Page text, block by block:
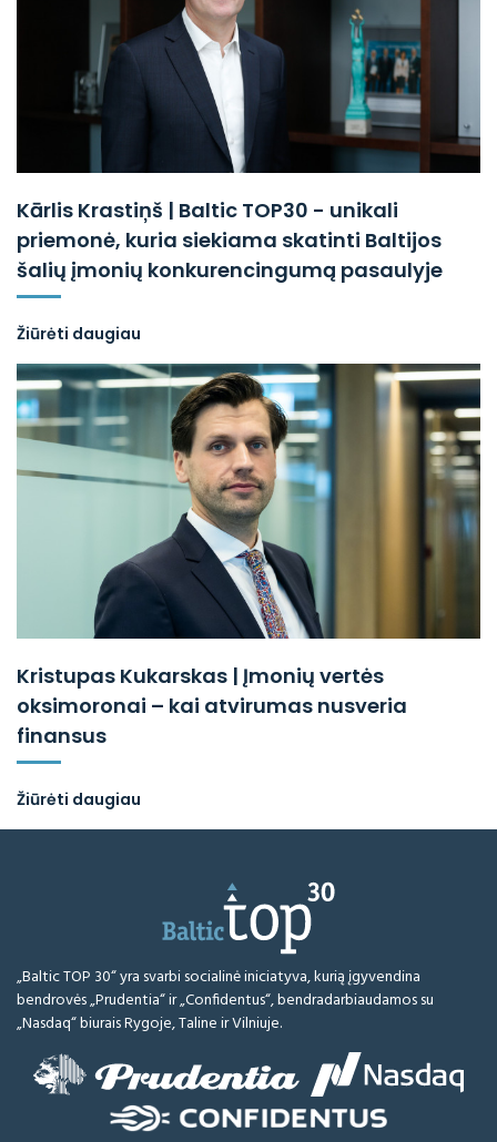
Kārlis Krastiņš | Baltic TOP30 - unikali
priemonė, kuria siekiama skatinti Baltijos
šalių įmonių konkurencingumą pasaulyje
Žiūrėti daugiau
Kristupas Kukarskas | Įmonių vertės
oksimoronai – kai atvirumas nusveria
finansus
Žiūrėti daugiau
„Baltic TOP 30“ yra svarbi socialinė iniciatyva, kurią įgyvendina
bendrovės „Prudentia“ ir „Confidentus“, bendradarbiaudamos su
„Nasdaq“ biurais Rygoje, Taline ir Vilniuje.